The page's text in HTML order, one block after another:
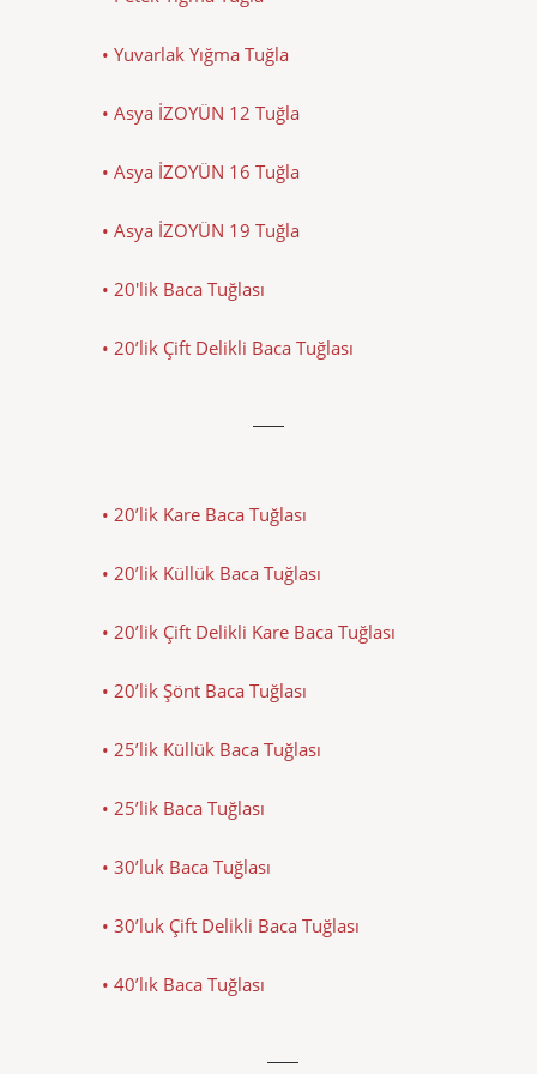
• Yuvarlak Yığma Tuğla
• Asya İZOYÜN 12 Tuğla
• Asya İZOYÜN 16 Tuğla
• Asya İZOYÜN 19 Tuğla
• 20'lik Baca Tuğlası
• 20’lik Çift Delikli Baca Tuğlası
• 20’lik Kare Baca Tuğlası
• 20’lik Küllük Baca Tuğlası
• 20’lik Çift Delikli Kare Baca Tuğlası
• 20’lik Şönt Baca Tuğlası
• 25’lik Küllük Baca Tuğlası
• 25’lik Baca Tuğlası
• 30’luk Baca Tuğlası
• 30’luk Çift Delikli Baca Tuğlası
• 40’lık Baca Tuğlası